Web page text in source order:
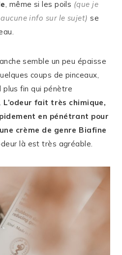
, même si les poils (que je
info sur le sujet)se
semble un peu épaisse
coups de pinceaux,
plus fin qui pénètre
L’odeur fait très chimique,
en pénétrant pour
crème de genre Biafine
là est très agréable.